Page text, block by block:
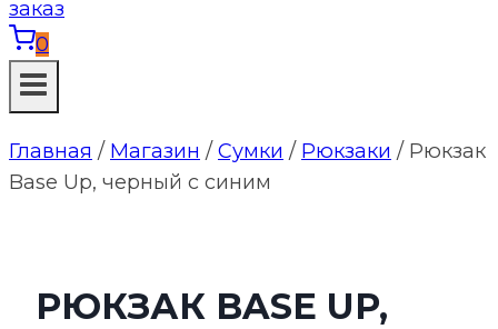
0
Главная / Магазин / Сумки / Рюкзаки / Рюкзак
Base Up, черный с синим
РЮКЗАК BASE UP,